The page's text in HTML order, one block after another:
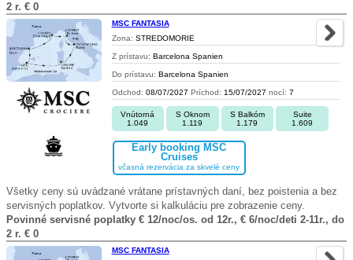
2 r. € 0
MSC FANTASIA
Zona: STREDOMORIE
Z prístavu: Barcelona Spanien
Do prístavu: Barcelona Spanien
Odchod: 08/07/2027 Príchod: 15/07/2027 nocí: 7
Vnútorná
1.049
S Oknom
1.119
S Balkóm
1.179
Suite
1.609
Early booking MSC
Cruises
včasná rezervácia za skvelé ceny
Všetky ceny sú uvádzané vrátane prístavných daní, bez poistenia a bez
servisných poplatkov. Vytvorte si kalkuláciu pre zobrazenie ceny.
Povinné servisné poplatky € 12/noc/os. od 12r., € 6/noc/deti 2-11r., do
2 r. € 0
MSC FANTASIA